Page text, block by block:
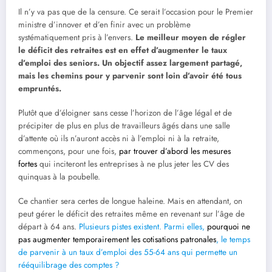
Il n’y va pas que de la censure. Ce serait l’occasion pour le Premier
ministre d’innover et d’en finir avec un problème
systématiquement pris à l’envers. Le meilleur moyen de régler
le déficit des retraites est en effet d’augmenter le taux
d’emploi des seniors. Un objectif assez largement partagé,
mais les chemins pour y parvenir sont loin d’avoir été tous
empruntés.
Plutôt que d’éloigner sans cesse l’horizon de l’âge légal et de
précipiter de plus en plus de travailleurs âgés dans une salle
d’attente où ils n’auront accès ni à l’emploi ni à la retraite,
commençons, pour une fois, par trouver d’abord les mesures
fortes qui inciteront les entreprises à ne plus jeter les CV des
quinquas à la poubelle.
Ce chantier sera certes de longue haleine. Mais en attendant, on
peut gérer le déficit des retraites même en revenant sur l’âge de
départ à 64 ans. Plusieurs pistes existent. Parmi elles, pourquoi ne
pas augmenter temporairement les cotisations patronales, le temps
de parvenir à un taux d’emploi des 55-64 ans qui permette un
rééquilibrage des comptes ?